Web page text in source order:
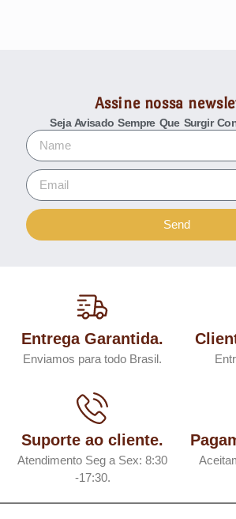
Assine nossa
Seja Avisado Sempre Que Surgir
Send
Entrega Garantida.
Enviamos para todo Brasil.
Suporte ao cliente.
Atendimento Seg a Sex: 8:30
-17:30.